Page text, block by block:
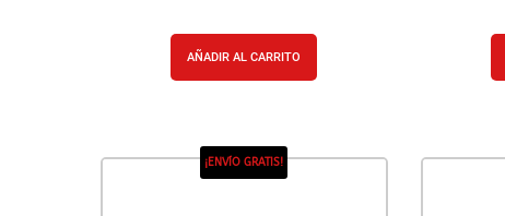
AÑADIR AL CARRITO
¡ENVÍO GRATIS!